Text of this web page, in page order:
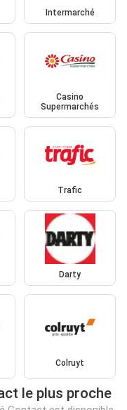
Intermarché
Casino
Supermarchés
Trafic
Darty
Colruyt
le plus proche